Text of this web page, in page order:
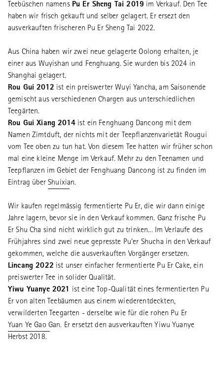
Teebüschen namens Pu Er Sheng Tai 2019 im Verkauf. Den Tee
haben wir frisch gekauft und selber gelagert. Er ersezt den
ausverkauften frischeren Pu Er Sheng Tai 2022.
Aus China haben wir zwei neue gelagerte Oolong erhalten, je
einer aus Wuyishan und Fenghuang. Sie wurden bis 2024 in
Shanghai gelagert.
Rou Gui 2012 ist ein preiswerter Wuyi Yancha, am Saisonende
gemischt aus verschiedenen Chargen aus unterschiedlichen
Teegärten.
Rou Gui Xiang 2014ist ein Fenghuang Dancong mit dem
Namen Zimtduft, der nichts mit der Teepflanzenvarietät Rougui
vom Tee oben zu tun hat. Von diesem Tee hatten wir früher schon
mal eine kleine Menge im Verkauf. Mehr zu den Teenamen und
Teepflanzen im Gebiet der Fenghuang Dancong ist zu finden im
Eintrag überShuixian.
Wir kaufen regelmässig fermentierte Pu Er, die wir dann einige
Jahre lagern, bevor sie in den Verkauf kommen. Ganz frische Pu
Er Shu Cha sind nicht wirklich gut zu trinken... Im Verlaufe des
Frühjahres sind zwei neue gepresste Pu'er Shucha in den Verkauf
gekommen, welche die ausverkauften Vorgänger ersetzen.
Lincang 2022 ist unser einfacher fermentierte Pu Er Cake, ein
preiswerter Tee in solider Qualität.
Yiwu Yuanye 2021 ist eine Top-Qualität eines fermentierten Pu
Er von alten Teebäumen aus einem wiederentdeckten,
verwilderten Teegarten - derselbe wie für die rohen Pu Er
Yuan Ye Gao Gan. Er ersetzt den ausverkauften Yiwu Yuanye
Herbst 2018.